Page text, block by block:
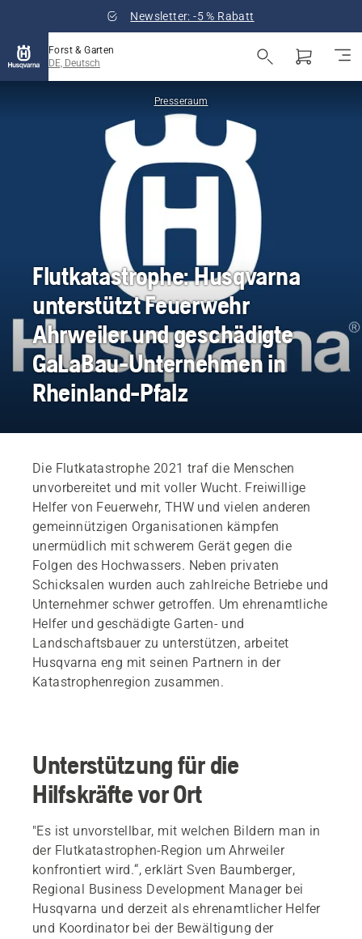
Newsletter: -5 % Rabatt
Forst & Garten
DE, Deutsch
Presseraum
Flutkatastrophe: Husqvarna
unterstützt Feuerwehr
Ahrweiler und geschädigte
GaLaBau-Unternehmen in
Rheinland-Pfalz
Die Flutkatastrophe 2021 traf die Menschen
unvorbereitet und mit voller Wucht. Freiwillige
Helfer von Feuerwehr, THW und vielen anderen
gemeinnützigen Organisationen kämpfen
unermüdlich mit schwerem Gerät gegen die
Folgen des Hochwassers. Neben privaten
Schicksalen wurden auch zahlreiche Betriebe und
Unternehmer schwer getroffen. Um ehrenamtliche
Helfer und geschädigte Garten- und
Landschaftsbauer zu unterstützen, arbeitet
Husqvarna eng mit seinen Partnern in der
Katastrophenregion zusammen.
Unterstützung für die
Hilfskräfte vor Ort
"Es ist unvorstellbar, mit welchen Bildern man in
der Flutkatastrophen-Region um Ahrweiler
konfrontiert wird.“, erklärt Sven Baumberger,
Regional Business Development Manager bei
Husqvarna und derzeit als ehrenamtlicher Helfer
und Koordinator bei der Bewältigung der